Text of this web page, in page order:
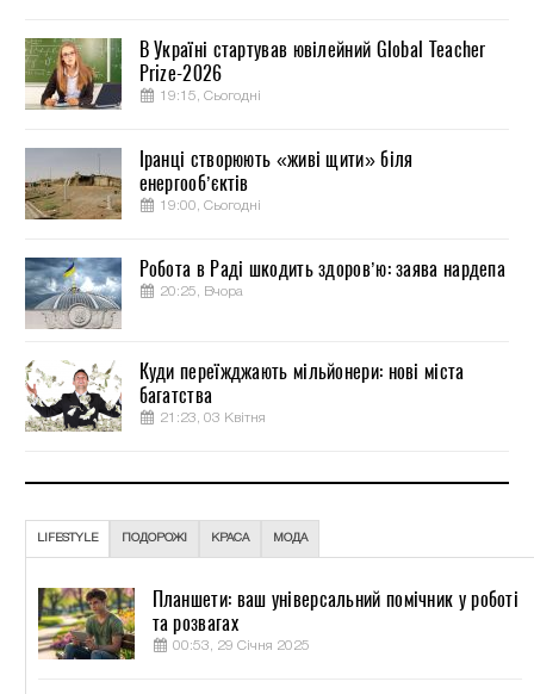
В Україні стартував ювілейний Global Teacher
Prize-2026
19:15, Сьогодні
Іранці створюють «живі щити» біля
енергооб’єктів
19:00, Сьогодні
Робота в Раді шкодить здоров’ю: заява нардепа
20:25, Вчора
Куди переїжджають мільйонери: нові міста
багатства
21:23, 03 Квітня
LIFESTYLE ПОДОРОЖІ КРАСА МОДА
Планшети: ваш універсальний помічник у роботі
та розвагах
00:53, 29 Січня 2025